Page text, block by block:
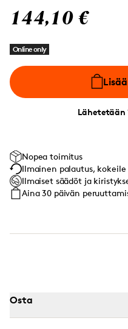
144,10 €
Online only
Lähetetään
Nopea toimitus
Ilmainen palautus, kokeile
Ilmaiset säädöt ja
Aina 30 päivän
Osta